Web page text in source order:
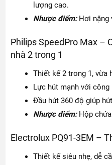
lượng cao.
Nhược điểm:Hơi nặng
Philips SpeedPro Max –
nhà 2 trong 1
Thiết kế 2 trong 1, vừa
Lực hút mạnh với công
Đầu hút 360 độ giúp
Nhược điểm:Hộp
Electrolux PQ91-3EM –
Thiết kế siêu nhẹ, dễ